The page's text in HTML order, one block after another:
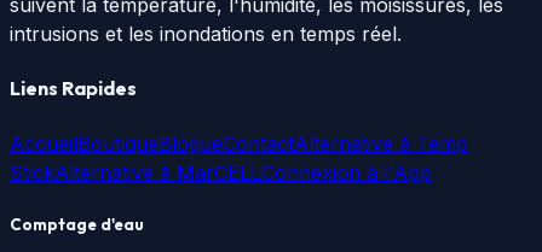
suivent la température, l'humidité, les moisissures, les
intrusions et les inondations en temps réel.
Liens Rapides
AccueilBoutiqueBlogueContactAlternative à Temp
StickAlternative à MarCELLConnexion à l'App
Comptage d'eau